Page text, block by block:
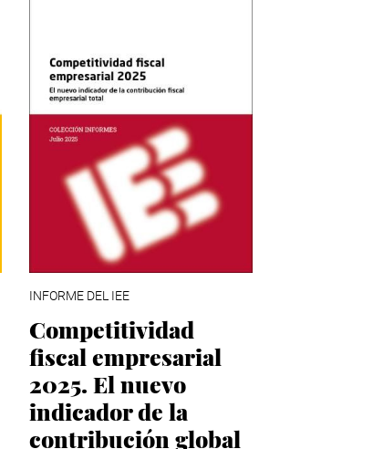
INFORME DEL IEE
Competitividad
fiscal empresarial
2025. El nuevo
indicador de la
contribución global